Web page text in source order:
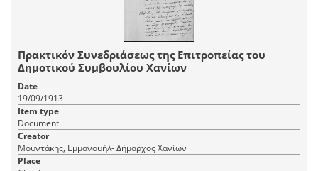
Πρακτικόν Συνεδριάσεως της Επιτροπείας του
Δημοτικού Συμβουλίου Χανίων
Date
19/09/1913
Item type
Document
Creator
Μουντάκης, Εμμανουήλ- Δήμαρχος Χανίων
Place